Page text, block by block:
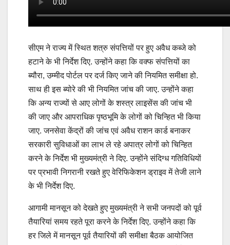
सीएम ने राज्य में स्थित शत्रु संपत्तियों पर हुए अवैध कब्जे को
हटाने के भी निर्देश दिए. उन्होंने कहा कि वक्फ संपत्तियों का
ब्यौरा, उम्मीद पोर्टल पर दर्ज किए जाने की नियमित समीक्षा हो.
साथ ही इस ब्योरे की भी नियमित जांच की जाए. उन्होंने कहा
कि अन्य राज्यों से आए लोगों के शस्त्र लाइसेंस की जांच भी
की जाए और आपराधिक पृष्ठभूमि के लोगों को चिन्हित भी किया
जाए. जनसेवा केंद्रों की जांच एवं अवैध राशन कार्ड बनाकर
सरकारी सुविधाओं का लाभ ले रहे अपात्र लोगों को चिन्हित
करने के निर्देश भी मुख्यमंत्री ने दिए. उन्होंने संदिग्ध गतिविधियों
पर प्रभावी निगरानी रखते हुए वेरिफिकेशन ड्राइव में तेजी लाने
के भी निर्देश दिए.
आगामी मानसून को देखते हुए मुख्यमंत्री ने सभी जनपदों को पूर्व
तैयारियां समय रहते पूरा करने के निर्देश दिए. उन्होंने कहा कि
हर जिले में मानसून पूर्व तैयारियों की समीक्षा बैठक आयोजित